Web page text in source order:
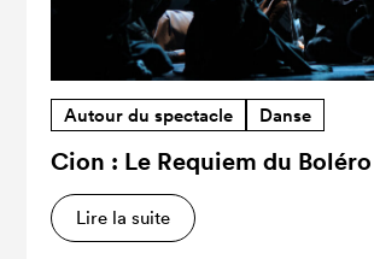
Autour du spectacle Danse
Cion : Le Requiem du
Lire la suite